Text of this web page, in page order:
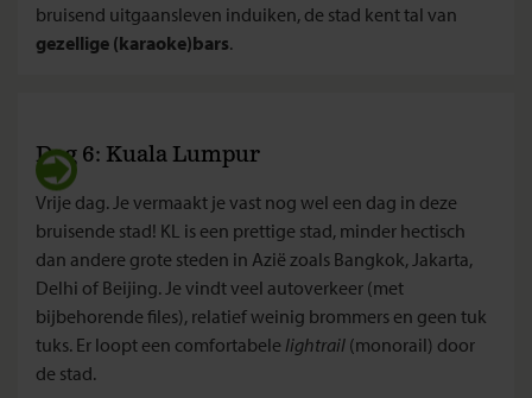
bruisend uitgaansleven induiken, de stad kent tal van
gezellige (karaoke)bars.
Dag 6: Kuala Lumpur
Vrije dag. Je vermaakt je vast nog wel een dag in deze
bruisende stad! KL is een prettige stad, minder hectisch
dan andere grote steden in Azië zoals Bangkok, Jakarta,
Delhi of Beijing. Je vindt veel autoverkeer (met
bijbehorende files), relatief weinig brommers en geen tuk
tuks. Er loopt een comfortabele lightrail (monorail) door
de stad.